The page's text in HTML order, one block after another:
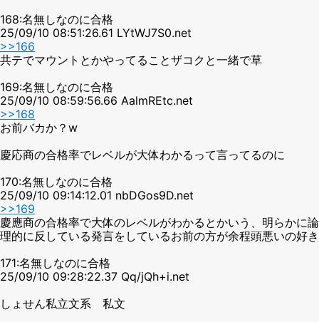
168:名無しなのに合格
25/09/10 08:51:26.61 LYtWJ7S0.net
>>166
共テでマウントとかやってることザコクと一緒で草
169:名無しなのに合格
25/09/10 08:59:56.66 AalmREtc.net
>>168
お前バカか？w
慶応商の合格率でレベルが大体わかるって言ってるのに
170:名無しなのに合格
25/09/10 09:14:12.01 nbDGos9D.net
>>169
慶應商の合格率で大体のレベルがわかるとかいう、明らかに論
理的に反している発言をしているお前の方が余程頭悪いの好き
171:名無しなのに合格
25/09/10 09:28:22.37 Qq/jQh+i.net
しょせん私立文系 私文